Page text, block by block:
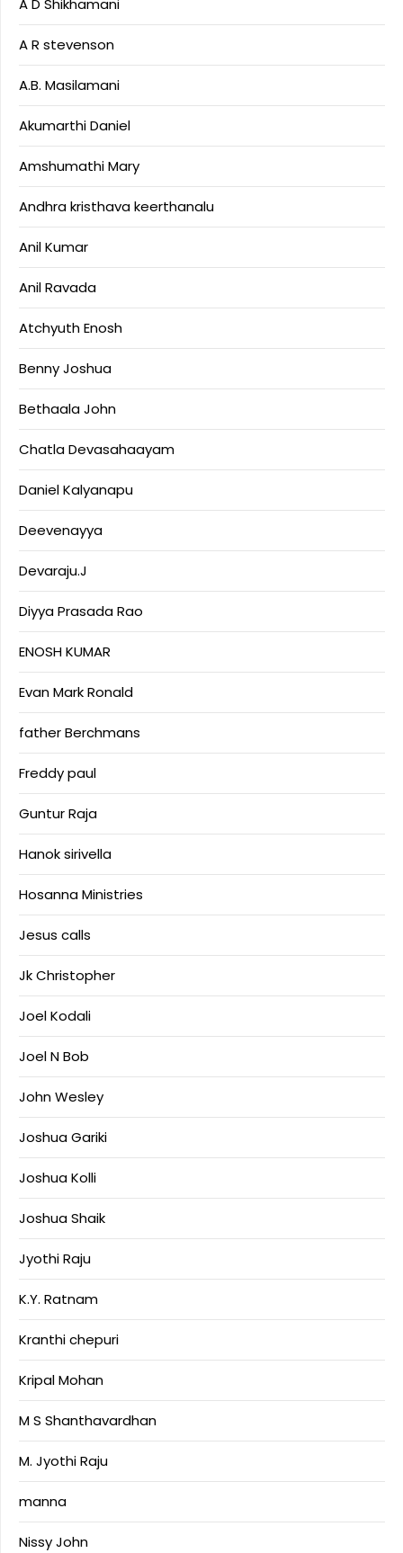
A D Shikhamani
A R stevenson
A.B. Masilamani
Akumarthi Daniel
Amshumathi Mary
Andhra kristhava keerthanalu
Anil Kumar
Anil Ravada
Atchyuth Enosh
Benny Joshua
Bethaala John
Chatla Devasahaayam
Daniel Kalyanapu
Deevenayya
Devaraju.J
Diyya Prasada Rao
ENOSH KUMAR
Evan Mark Ronald
father Berchmans
Freddy paul
Guntur Raja
Hanok sirivella
Hosanna Ministries
Jesus calls
Jk Christopher
Joel Kodali
Joel N Bob
John Wesley
Joshua Gariki
Joshua Kolli
Joshua Shaik
Jyothi Raju
K.Y. Ratnam
Kranthi chepuri
Kripal Mohan
M S Shanthavardhan
M. Jyothi Raju
manna
Nissy John